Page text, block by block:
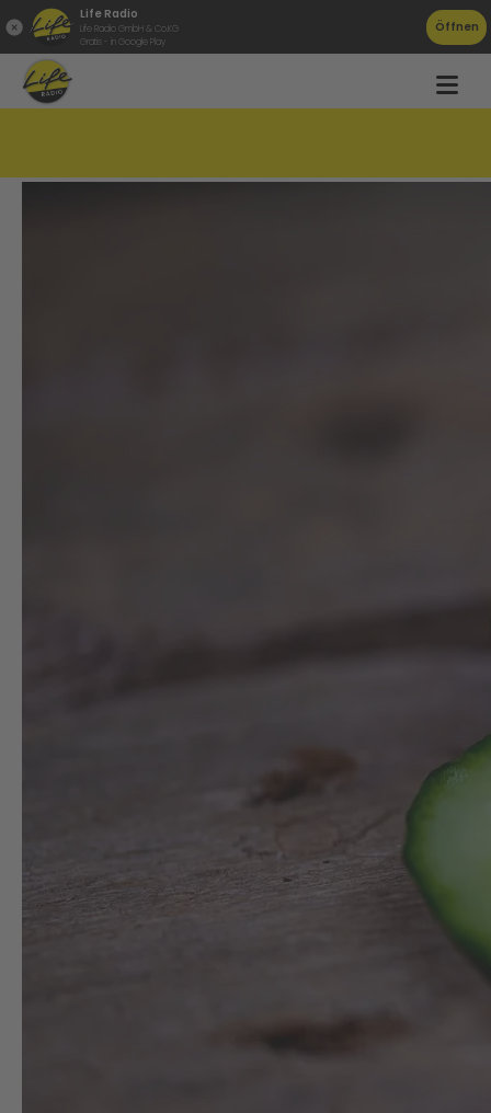
Life Radio
Life Radio GmbH & Co.KG
Gratis - in Google Play
Öffnen